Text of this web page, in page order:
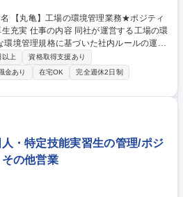
る工場の環
境管理規格に基づいた社内ルールの運用
のづくりを支えるために様々な施策の計画
業務】主な業務は、
ルールの管理や、関連する環境法規の読
含有化学物質への対応として、設計や資材
調整も行います。さらに、製造工程にお
リスク軽減計画の立案など、予防活動も
上
資格取得支援あり
金あり 在宅OK
完全週休2日制
人・特定技能実習生の管理/ポジ
の他営業